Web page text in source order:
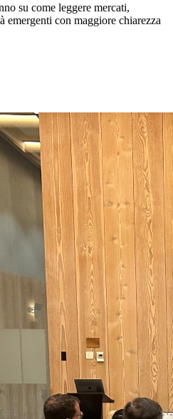
su come leggere mercati,
emergenti con maggiore chiarezza